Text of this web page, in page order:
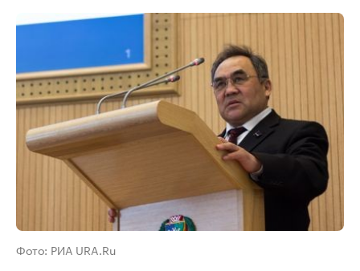
Фото: РИА URA.Ru